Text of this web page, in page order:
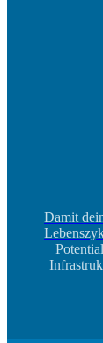
Damit